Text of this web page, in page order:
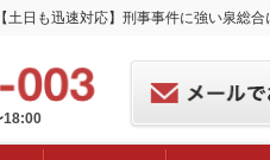
【土日も迅速対応】刑事事件に強い泉総合
18:00